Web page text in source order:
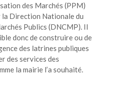
des Marchés (PPM)
la Direction Nationale du
Publics (DNCMP). Il
donc de construire ou de
des latrines publiques
des services des
la mairie l’a souhaité.